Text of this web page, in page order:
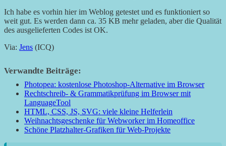
Ich habe es vorhin hier im Weblog getestet und es funktioniert so
weit gut. Es werden dann ca. 35 KB mehr geladen, aber die Qualität
des ausgelieferten Codes ist OK.
Via: Jens (ICQ)
Verwandte Beiträge:
Photopea: kostenlose Photoshop-Alternative im Browser
Rechtschreib- & Grammatikprüfung im Browser mit
LanguageTool
HTML, CSS, JS, SVG: viele kleine Helferlein
Weihnachtsgeschenke für Webworker im Homeoffice
Schöne Platzhalter-Grafiken für Web-Projekte